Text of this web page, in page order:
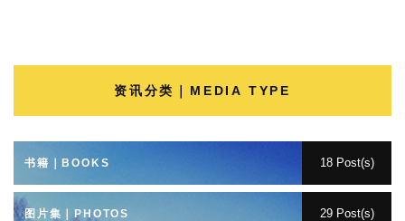
资讯分类｜MEDIA TYPE
书籍｜BOOKS 18 Post(s)
图片集｜PHOTOS 29 Post(s)